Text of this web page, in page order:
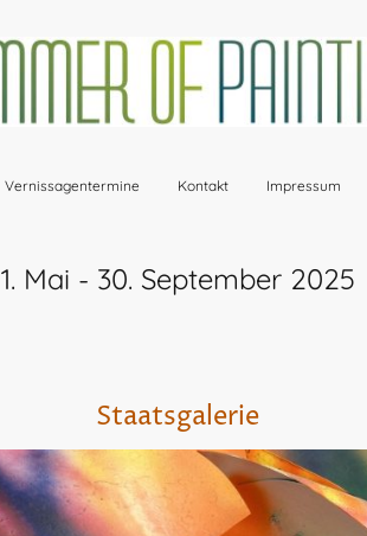
Vernissagentermine Kontakt Impressum
1. Mai - 30. September 2025
Staatsgalerie